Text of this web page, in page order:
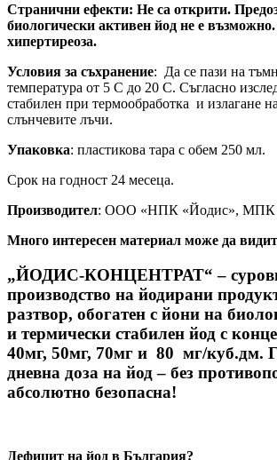
Странични ефекти: Не са открити.
биологически активен йод не е
хипертиреоза.
Условия за съхранение: Да се пази на
температура от 5 С до 20 С. Съгласно
стабилен при термообработка и излагане
слънчевите лъчи.
Упаковка: пластикова тара с обем 250 мл.
Срок на годност 24 месеца.
Производител: ООО «НПК «Йодис», МПК
Много интересен материал може да
„ЙОДИС-КОНЦЕНТРАТ“ –
производство на йодирани
разтвор, обогатен с йони на
и термически стабилен йод c
40мг, 50мг, 70мг и 80 мг/куб.дм.
дневна доза на йод – без
абсолютно безопасна!
Дефицит на йод в България?